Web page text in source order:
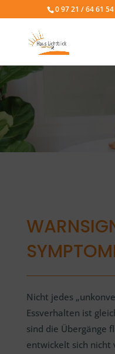
0 97 21 / 64 61 54
Nicht jedes
Essverhalten ist
sind die Übergänge
entwickelt sich nicht